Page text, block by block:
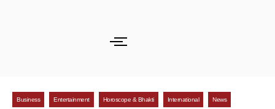
Business Entertainment Horoscope & Bhakti International News